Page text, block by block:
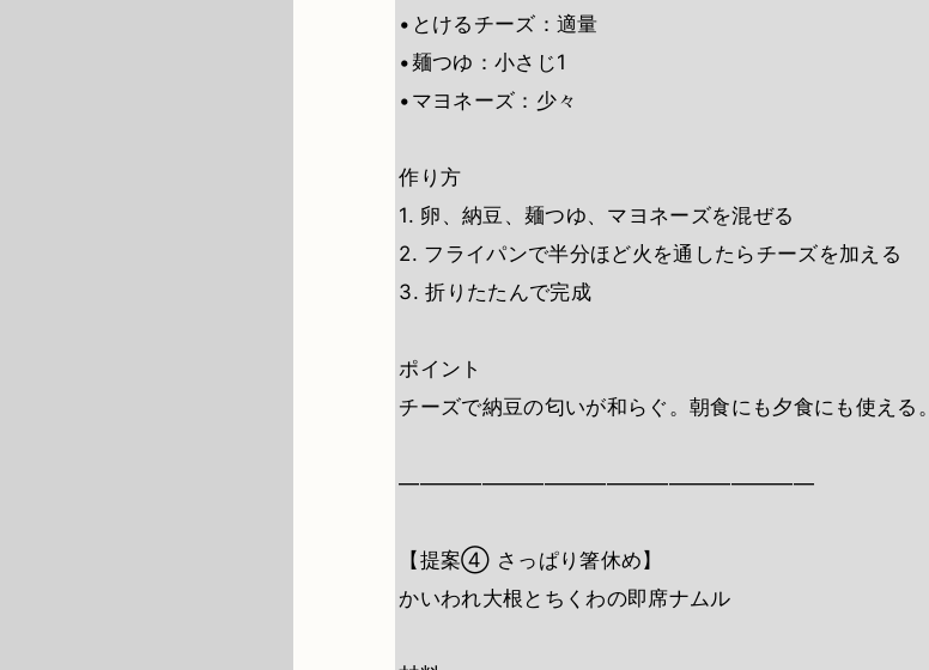
•とけるチーズ：適量
•麺つゆ：小さじ1
•マヨネーズ：少々
作り方
1. 卵、納豆、麺つゆ、マヨネーズを混ぜる
2. フライパンで半分ほど火を通したらチーズを加える
3. 折りたたんで完成
ポイント
チーズで納豆の匂いが和らぐ。朝食にも夕食にも使える。
――――――――――――――――――――
【提案④ さっぱり箸休め】
かいわれ大根とちくわの即席ナムル